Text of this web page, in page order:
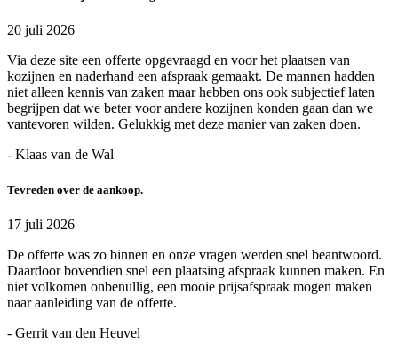
20 juli 2026
Via deze site een offerte opgevraagd en voor het plaatsen van
kozijnen en naderhand een afspraak gemaakt. De mannen hadden
niet alleen kennis van zaken maar hebben ons ook subjectief laten
begrijpen dat we beter voor andere kozijnen konden gaan dan we
vantevoren wilden. Gelukkig met deze manier van zaken doen.
- Klaas van de Wal
Tevreden over de aankoop.
17 juli 2026
De offerte was zo binnen en onze vragen werden snel beantwoord.
Daardoor bovendien snel een plaatsing afspraak kunnen maken. En
niet volkomen onbenullig, een mooie prijsafspraak mogen maken
naar aanleiding van de offerte.
- Gerrit van den Heuvel